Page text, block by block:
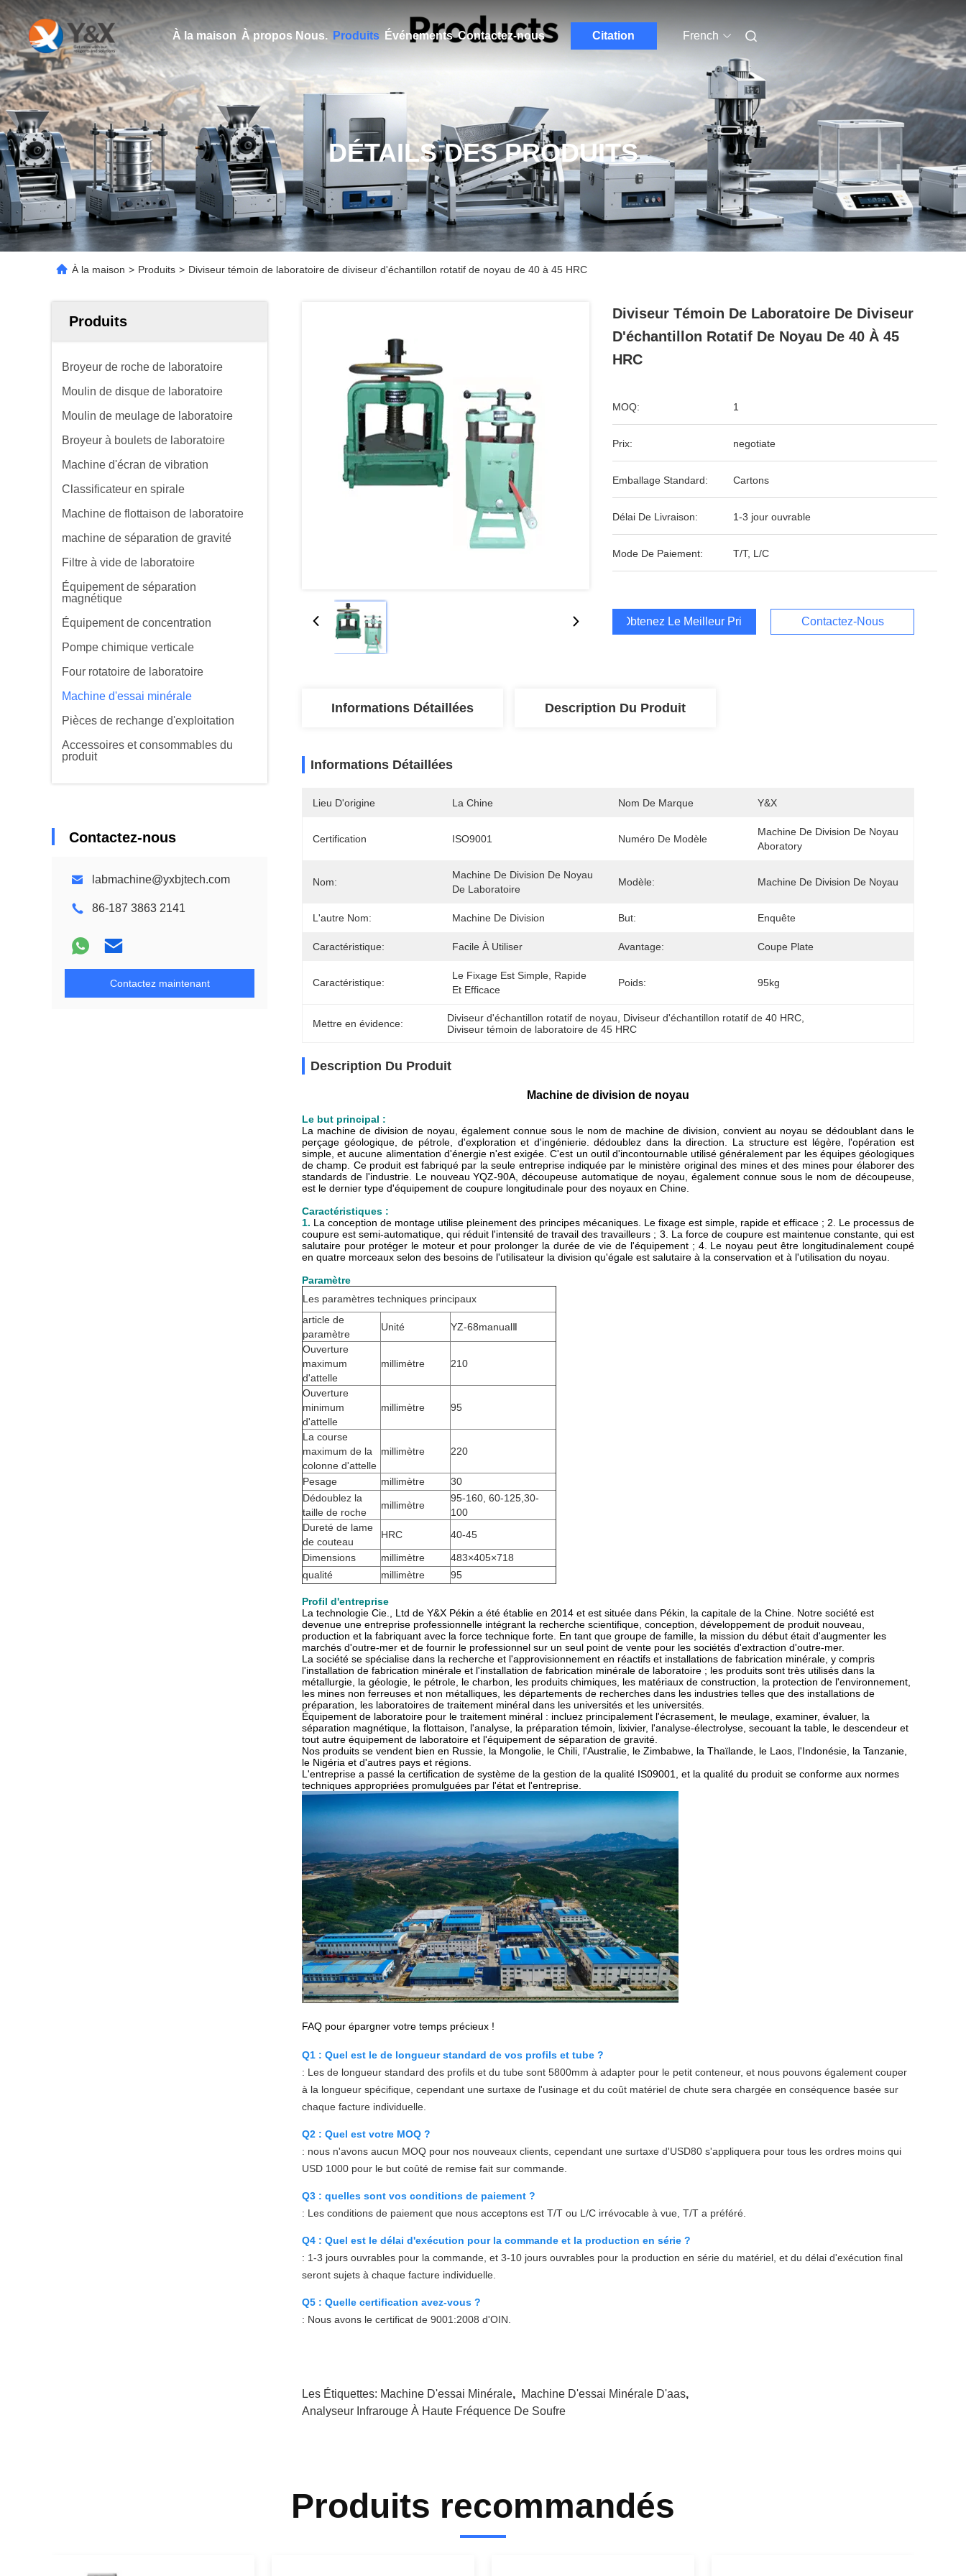
À la maison À propos Nous. Produits Événements Contactez-nous Citation French
DÉTAILS DES PRODUITS
À la maison > Produits > Diviseur témoin de laboratoire de diviseur d'échantillon rotatif de noyau de 40 à 45 HRC
Produits
Broyeur de roche de laboratoire
Moulin de disque de laboratoire
Moulin de meulage de laboratoire
Broyeur à boulets de laboratoire
Machine d'écran de vibration
Classificateur en spirale
Machine de flottaison de laboratoire
machine de séparation de gravité
Filtre à vide de laboratoire
Équipement de séparation
magnétique
Équipement de concentration
Pompe chimique verticale
Four rotatoire de laboratoire
Machine d'essai minérale
Pièces de rechange d'exploitation
Accessoires et consommables du
produit
Contactez-nous
labmachine@yxbjtech.com
86-187 3863 2141
Contactez maintenant
Diviseur Témoin De Laboratoire De Diviseur
D'échantillon Rotatif De Noyau De 40 À 45
HRC
MOQ: 1
Prix: negotiate
Emballage Standard: Cartons
Délai De Livraison: 1-3 jour ouvrable
Mode De Paiement: T/T, L/C
Obtenez Le Meilleur Prix Contactez-Nous
Informations Détaillées Description Du Produit
Informations Détaillées
Lieu D'origine La Chine Nom De Marque Y&X
Certification ISO9001 Numéro De Modèle
Machine De Division De Noyau
Aboratory
Nom:
Machine De Division De Noyau
De Laboratoire
Modèle: Machine De Division De Noyau
L'autre Nom: Machine De Division But: Enquête
Caractéristique: Facile À Utiliser Avantage: Coupe Plate
Caractéristique:
Le Fixage Est Simple, Rapide
Et Efficace
Poids: 95kg
Mettre en évidence: Diviseur d'échantillon rotatif de noyau Diviseur d'échantillon rotatif de 40 HRC
Diviseur témoin de laboratoire de 45 HRC
Description Du Produit
Machine de division de noyau
Le but principal :
La machine de division de noyau, également connue sous le nom de machine de division, convient au noyau se dédoublant dans le
perçage géologique, de pétrole, d'exploration et d'ingénierie. dédoublez dans la direction. La structure est légère, l'opération est
simple, et aucune alimentation d'énergie n'est exigée. C'est un outil d'incontournable utilisé généralement par les équipes géologiques
de champ. Ce produit est fabriqué par la seule entreprise indiquée par le ministère original des mines et des mines pour élaborer des
standards de l'industrie. Le nouveau YQZ-90A, découpeuse automatique de noyau, également connue sous le nom de découpeuse,
est le dernier type d'équipement de coupure longitudinale pour des noyaux en Chine.
Caractéristiques :
1. La conception de montage utilise pleinement des principes mécaniques. Le fixage est simple, rapide et efficace ; 2. Le processus de
coupure est semi-automatique, qui réduit l'intensité de travail des travailleurs ; 3. La force de coupure est maintenue constante, qui est
salutaire pour protéger le moteur et pour prolonger la durée de vie de l'équipement ; 4. Le noyau peut être longitudinalement coupé
en quatre morceaux selon des besoins de l'utilisateur la division qu'égale est salutaire à la conservation et à l'utilisation du noyau.
Paramètre
Les paramètres techniques principaux
article de
paramètre
Unité
YZ-68manualⅡ
Ouverture
maximum
d'attelle
millimètre 210
Ouverture
minimum
d'attelle
millimètre 95
La course
maximum de la
colonne d'attelle
millimètre 220
Pesage millimètre
30
Dédoublez la
taille de roche
millimètre
95-160 60-125,30-
100
Dureté de lame
de couteau
HRC
40-45
Dimensions
millimètre
483×405×718
qualité
millimètre 95
Profil d'entreprise
La technologie Cie., Ltd de Y&X Pékin a été établie en 2014 et est située dans Pékin, la capitale de la Chine. Notre société est
devenue une entreprise professionnelle intégrant la recherche scientifique, conception, développement de produit nouveau,
production et la fabriquant avec la force technique forte. En tant que groupe de famille, la mission du début était d'augmenter les
marchés d'outre-mer et de fournir le professionnel sur un seul point de vente pour les sociétés d'extraction d'outre-mer.
La société se spécialise dans la recherche et l'approvisionnement en réactifs et installations de fabrication minérale, y compris
l'installation de fabrication minérale et l'installation de fabrication minérale de laboratoire ; les produits sont très utilisés dans la
métallurgie, la géologie, le pétrole, le charbon, les produits chimiques, les matériaux de construction, la protection de l'environnement,
les mines non ferreuses et non métalliques, les départements de recherches dans les industries telles que des installations de
préparation, les laboratoires de traitement minéral dans les universités et les universités.
Équipement de laboratoire pour le traitement minéral : incluez principalement l'écrasement, le meulage, examiner, évaluer, la
séparation magnétique, la flottaison, l'analyse, la préparation témoin, lixivier, l'analyse-électrolyse, secouant la table, le descendeur et
tout autre équipement de laboratoire et l'équipement de séparation de gravité.
Nos produits se vendent bien en Russie, la Mongolie, le Chili, l'Australie, le Zimbabwe, la Thaïlande, le Laos, l'Indonésie, la Tanzanie,
le Nigéria et d'autres pays et régions.
L'entreprise a passé la certification de système de la gestion de la qualité IS09001, et la qualité du produit se conforme aux normes
techniques appropriées promulguées par l'état et l'entreprise.
FAQ pour épargner votre temps précieux !
Q1 : Quel est le de longueur standard de vos profils et tube ?
: Les de longueur standard des profils et du tube sont 5800mm à adapter pour le petit conteneur, et nous pouvons également couper
à la longueur spécifique, cependant une surtaxe de l'usinage et du coût matériel de chute sera chargée en conséquence basée sur
chaque facture individuelle.
Q2 : Quel est votre MOQ ?
: nous n'avons aucun MOQ pour nos nouveaux clients, cependant une surtaxe d'USD80 s'appliquera pour tous les ordres moins qui
USD 1000 pour le but coûté de remise fait sur commande.
Q3 : quelles sont vos conditions de paiement ?
: Les conditions de paiement que nous acceptons est T/T ou L/C irrévocable à vue, T/T a préféré.
Q4 : Quel est le délai d'exécution pour la commande et la production en série ?
: 1-3 jours ouvrables pour la commande, et 3-10 jours ouvrables pour la production en série du matériel, et du délai d'exécution final
seront sujets à chaque facture individuelle.
Q5 : Quelle certification avez-vous ?
: Nous avons le certificat de 9001:2008 d'OIN.
Les Étiquettes: Machine D'essai Minérale, Machine D'essai Minérale D'aas,
Analyseur Infrarouge À Haute Fréquence De Soufre
Produits recommandés